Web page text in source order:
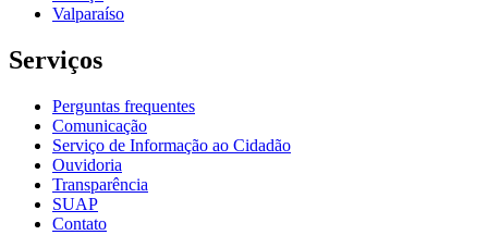
Valparaíso
Serviços
Perguntas frequentes
Comunicação
Serviço de Informação ao Cidadão
Ouvidoria
Transparência
SUAP
Contato